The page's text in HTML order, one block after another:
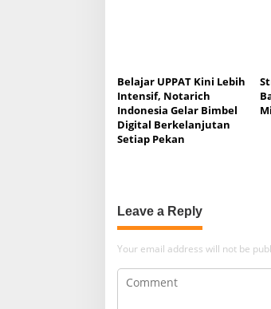
i
o
n
Belajar UPPAT Kini Lebih
Intensif, Notarich
Indonesia Gelar Bimbel
Digital Berkelanjutan
Setiap Pekan
Leave a Reply
Your email address will not be